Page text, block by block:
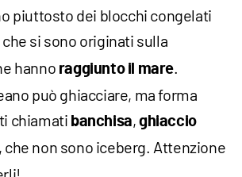
piuttosto dei blocchi congelati
che si sono originati sulla
hanno raggiunto il mare
può ghiacciare, ma forma
chiamati banchisa,ghiaccio
, che non sono iceberg. Attenzione